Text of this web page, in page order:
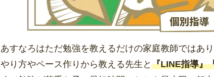
あすなろはただ勉強を教えるだけの家庭教師ではあ
やり方やペース作りから教える先生と 『LINE指導』